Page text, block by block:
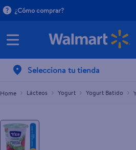
¿Cómo comprar?
Selecciona tu tienda
Lácteos Yogurt Yogurt Batido
Yogurt Yes Fruta